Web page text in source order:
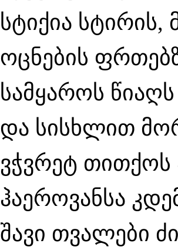
სტიქია სტირის,
ოცნების
სამყაროს
და სისხლით
ვჭვრეტ
ჰაეროვანსა
შავი თვალები